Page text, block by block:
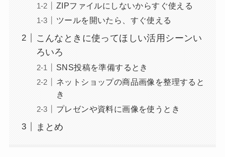
ZIPファイルにしないからすぐ使える
ツールを開いたら、すぐ使える
こんなときに使ってほしい活用シーンい
ろいろ
SNS投稿を準備するとき
ネットショップの商品画像を整理すると
き
プレゼンや資料に画像を使うとき
まとめ